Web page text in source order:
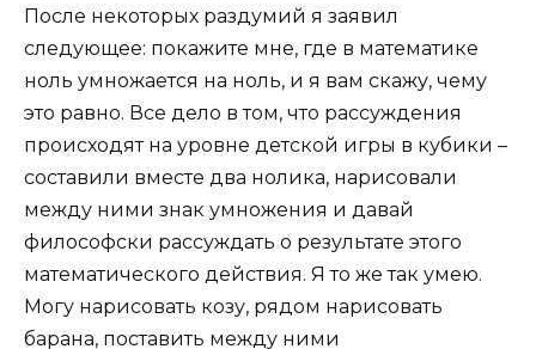
После некоторых раздумий я заявил
следующее: покажите мне, где в математике
ноль умножается на ноль, и я вам скажу, чему
это равно. Все дело в том, что рассуждения
происходят на уровне детской игры в кубики –
составили вместе два нолика, нарисовали
между ними знак умножения и давай
философски рассуждать о результате этого
математического действия. Я то же так умею.
Могу нарисовать козу, рядом нарисовать
барана, поставить между ними